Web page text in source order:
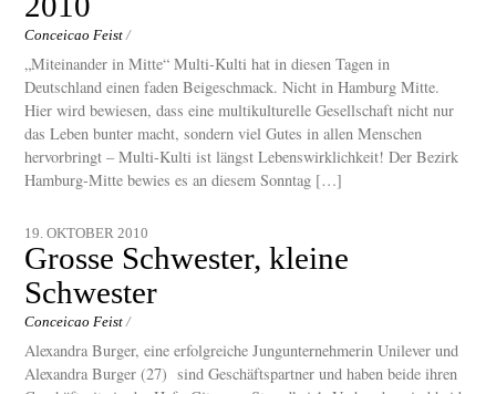
Conceicao Feist /
„Miteinander in Mitte“ Multi-Kulti hat in diesen Tagen in
Deutschland einen faden Beigeschmack. Nicht in Hamburg Mitte.
Hier wird bewiesen, dass eine multikulturelle Gesellschaft nicht nur
das Leben bunter macht, sondern viel Gutes in allen Menschen
hervorbringt – Multi-Kulti ist längst Lebenswirklichkeit! Der Bezirk
Hamburg-Mitte bewies es an diesem Sonntag […]
19. OKTOBER 2010
Grosse Schwester, kleine
Schwester
Conceicao Feist /
Alexandra Burger, eine erfolgreiche Jungunternehmerin Unilever und
Alexandra Burger (27) sind Geschäftspartner und haben beide ihren